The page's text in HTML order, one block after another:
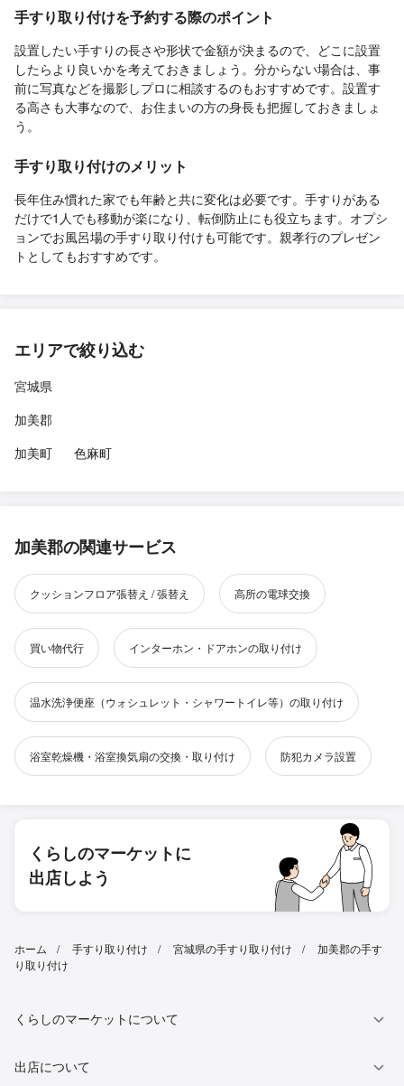
手すり取り付けを予約する際のポイント
設置したい手すりの長さや形状で金額が決まるので、どこに設置
したらより良いかを考えておきましょう。分からない場合は、事
前に写真などを撮影しプロに相談するのもおすすめです。設置す
る高さも大事なので、お住まいの方の身長も把握しておきましょ
う。
手すり取り付けのメリット
長年住み慣れた家でも年齢と共に変化は必要です。手すりがある
だけで1人でも移動が楽になり、転倒防止にも役立ちます。オプシ
ョンでお風呂場の手すり取り付けも可能です。親孝行のプレゼン
トとしてもおすすめです。
エリアで絞り込む
宮城県
加美郡
加美町
色麻町
加美郡の関連サービス
クッションフロア張替え / 張替え 高所の電球交換
買い物代行 インターホン・ドアホンの取り付け
温水洗浄便座（ウォシュレット・シャワートイレ等）の取り付け
浴室乾燥機・浴室換気扇の交換・取り付け 防犯カメラ設置
くらしのマーケットに
出店しよう
ホーム 手すり取り付け 宮城県の手すり取り付け
加美郡の手す
り取り付け
くらしのマーケットについて
出店について